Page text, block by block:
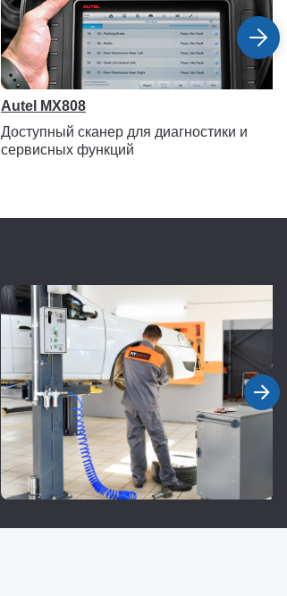
Autel MX808
Доступный сканер для диагностики и
сервисных функций